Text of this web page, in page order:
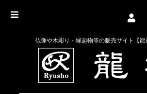
仏像や木彫り・縁起物等の販売サイト【龍